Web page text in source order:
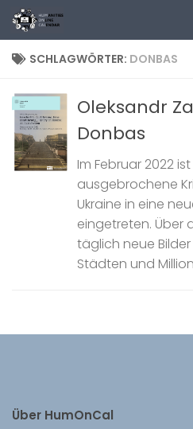
Zum Inhalt springen
SCHLAGWÖRTER: DONBAS
Oleksandr
Donbas
Im Februar 2022
ausgebrochene
Ukraine in eine
eingetreten. Über
täglich neue
Städten und
Über HumOnCal